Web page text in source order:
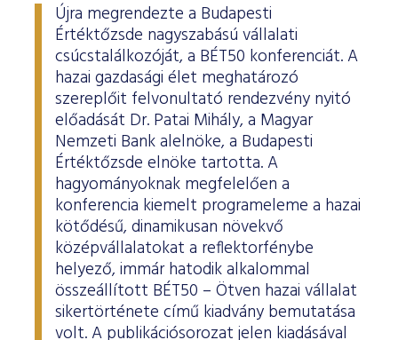
Újra megrendezte a Budapesti
Értéktőzsde nagyszabású vállalati
csúcstalálkozóját, a BÉT50 konferenciát. A
hazai gazdasági élet meghatározó
szereplőit felvonultató rendezvény nyitó
előadását Dr. Patai Mihály, a Magyar
Nemzeti Bank alelnöke, a Budapesti
Értéktőzsde elnöke tartotta. A
hagyományoknak megfelelően a
konferencia kiemelt programeleme a hazai
kötődésű, dinamikusan növekvő
középvállalatokat a reflektorfénybe
helyező, immár hatodik alkalommal
összeállított BÉT50 – Ötven hazai vállalat
sikertörténete című kiadvány bemutatása
volt. A publikációsorozat jelen kiadásával